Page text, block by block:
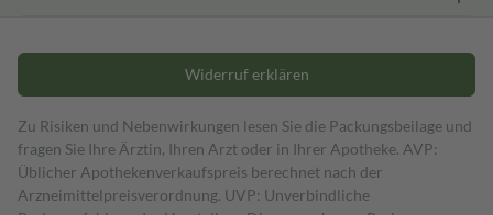
Widerruf erklären
Zu Risiken und Nebenwirkungen lesen Sie die Packungsbeilage und
fragen Sie Ihre Ärztin, Ihren Arzt oder in Ihrer Apotheke. AVP:
Üblicher Apothekenverkaufspreis berechnet nach der
Arzneimittelpreisverordnung. UVP: Unverbindliche